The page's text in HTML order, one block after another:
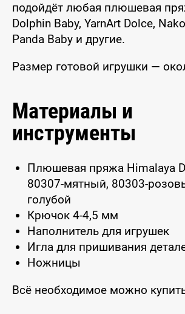
подойдёт любая плюшевая
Dolphin Baby, YarnArt Dolce,
Panda Baby и другие.
Размер готовой игрушки —
Материалы и
инструменты
Плюшевая пряжа Himalaya
80307-мятный, 80303-
голубой
Крючок 4-4,5 мм
Наполнитель для игрушек
Игла для пришивания
Ножницы
Всё необходимое можно